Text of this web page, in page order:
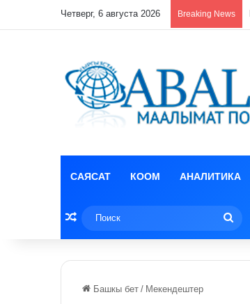
Четверг, 6 августа 2026 Breaking News
САЯСАТ КООМ АНАЛИТИКА
Random Article
Башкы бет / Мекендештер